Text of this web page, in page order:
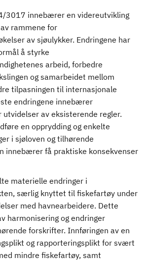
3017 innebærer en videreutvikling
rammene for
av sjøulykker. Endringene har
å styrke
arbeid, forbedre
og samarbeidet mellom
tilpasningen til internasjonale
endringene innebærer
utvidelser av eksisterende regler.
en opprydding og enkelte
i sjøloven og tilhørende
innebærer få praktiske konsekvenser
materielle endringer i
særlig knyttet til fiskefartøy under
med havnearbeidere. Dette
harmonisering og endringer
forskrifter. Innføringen av en
og rapporteringsplikt for svært
mindre fiskefartøy, samt